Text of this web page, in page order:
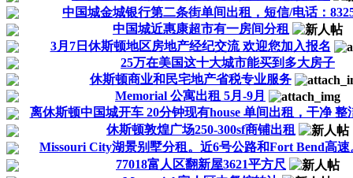
中国城金城银行第二条街单间出租，短信/电话：
中国城近惠康超市有一房间分租
3月7日休斯顿地区房地产经纪交流 欢迎您加入报名
25万在美国这十大城市能买到多大房子
休斯顿商业和民宅地产省税专业服务
Memorial 公寓出租 5月-9月
离休斯顿中国城开车 20分钟现有house 单间出租，干净 整
休斯顿敦煌广场250-300sf商铺出租
Missouri City湖景别墅分租。近6号公路和Fort Bend高速
77018富人区翻新屋3621平方尺